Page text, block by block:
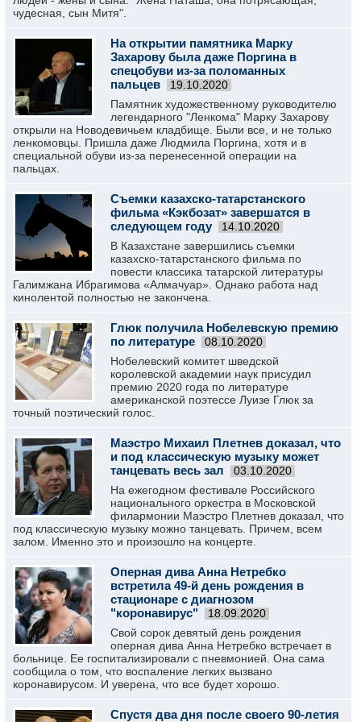
чудесная, сын Митя".
На открытии памятника Марку
Захарову была даже Поргина в
спецобуви из-за поломанных
пальцев
19.10.2020
Памятник художественному руководителю
легендарного "Ленкома" Марку Захарову
открыли на Новодевичьем кладбище. Были все, и не только
ленкомовцы. Пришла даже Людмила Поргина, хотя и в
специальной обуви из-за перенесенной операции на
пальцах.
Съемки казахско-татарстанского
фильма «Кэкбозат» завершатся в
следующем году
14.10.2020
В Казахстане завершились съемки
казахско-татарстанского фильма по
повести классика татарской литературы
Галимжана Ибрагимова «Алмачуар». Однако работа над
кинолентой полностью не закончена.
Глюк получила Нобелевскую премию
по литературе
08.10.2020
Нобелевский комитет шведской
королевской академии наук присудил
премию 2020 года по литературе
американской поэтессе Луизе Глюк за
точный поэтический голос.
Маэстро Михаил Плетнев доказал, что
и под классическую музыку может
танцевать весь зал
03.10.2020
На ежегодном фестивале Российского
национального оркестра в Московской
филармонии Маэстро Плетнев доказал, что
под классическую музыку можно танцевать. Причем, всем
залом. Именно это и произошло на концерте.
Оперная дива Анна Нетребко
встретила 49-й день рождения в
стационаре с диагнозом
"коронавирус"
18.09.2020
Свой сорок девятый день рождения
оперная дива Анна Нетребко встречает в
больнице. Ее госпитализировали с пневмонией. Она сама
сообщила о том, что воспаление легких вызвано
коронавирусом. И уверена, что все будет хорошо.
Спустя два дня после своего 90-летия